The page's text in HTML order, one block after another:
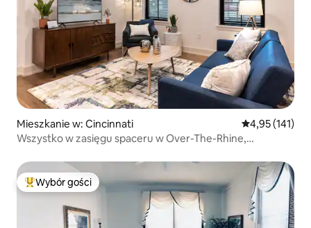
Mieszkanie w: Cincinnati Średnia
4,95 (141)
Wszystko w zasięgu spaceru w Over-The-Rhine,
Najpopularniejsze z kategorii Wybór gości
Wybór gości